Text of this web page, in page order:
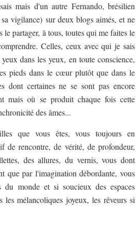
mais d'un autre Fernando, brésilien
vigilance) sur deux blogs aimés, et ne
le partager, à tous, toutes qui me faites le
Celles, ceux avec qui je sais
dans les yeux, en toute conscience,
pieds dans le cœur plutôt que dans le
dont certaines ne se sont pas encore
mais où se produit chaque fois cette
des âmes...
que vous êtes, vous toujours en
de rencontre, de vérité, de profondeur,
des allures, du vernis, vous dont
que par l'imagination débordante, vous
du monde et si soucieux des espaces
les mélancoliques joyeux, les rêveurs si